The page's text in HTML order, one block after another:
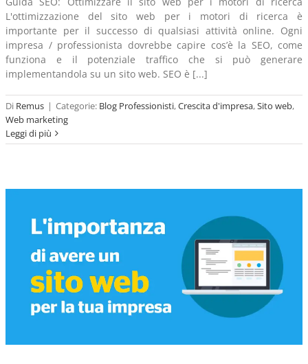
L'ottimizzazione del sito web per i motori di ricerca è
importante per il successo di qualsiasi attività online. Ogni
impresa / professionista dovrebbe capire cos’è la SEO, come
funziona e il potenziale traffico che si può generare
implementandola su un sito web. SEO è [...]
Di Remus | Categorie: Blog Professionisti,Crescita d'impresa,Sito web,
Web marketing
Leggi di più